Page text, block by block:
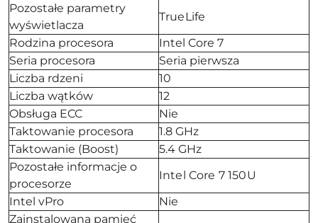
Pozostałe parametry
wyświetlacza
TrueLife
Rodzina procesora
Intel Core 7
Seria procesora
Seria pierwsza
Liczba rdzeni
10
Liczba wątków
12
Obsługa ECC
Nie
Taktowanie procesora
1.8 GHz
Taktowanie (Boost)
5.4 GHz
Pozostałe informacje o
procesorze
Intel Core 7 150U
Intel vPro
Nie
Zainstalowana pamięć